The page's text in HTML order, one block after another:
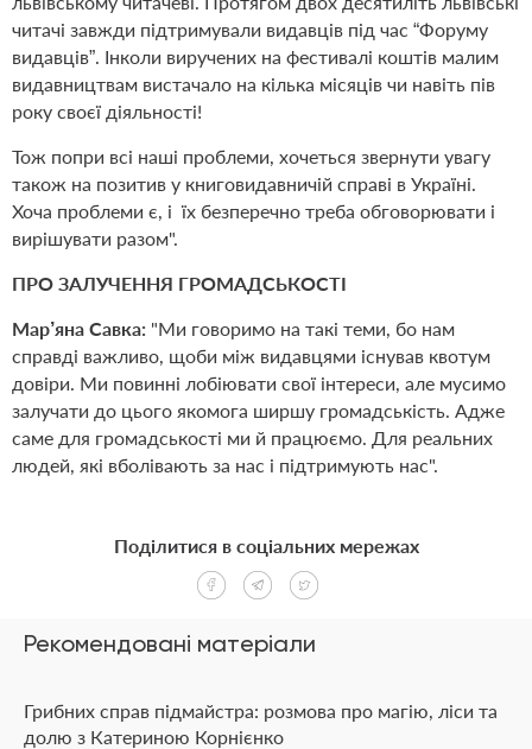
читачі завжди підтримували видавців під час “Форуму
видавців”. Інколи виручених на фестивалі коштів малим
видавництвам вистачало на кілька місяців чи навіть пів
року своєї діяльності!
Тож попри всі наші проблеми, хочеться звернути увагу
також на позитив у книговидавничій справі в Україні.
Хоча проблеми є, і їх безперечно треба обговорювати і
вирішувати разом".
ПРО ЗАЛУЧЕННЯ ГРОМАДСЬКОСТІ
Мар’яна Савка: "Ми говоримо на такі теми, бо нам
справді важливо, щоби між видавцями існував квотум
довіри. Ми повинні лобіювати свої інтереси, але мусимо
залучати до цього якомога ширшу громадськість. Адже
саме для громадськості ми й працюємо. Для реальних
людей, які вболівають за нас і підтримують нас".
Рекомендовані матеріали
Грибних справ підмайстра: розмова про магію, ліси та
долю з Катериною Корнієнко
Поділитися в соціальних мережах